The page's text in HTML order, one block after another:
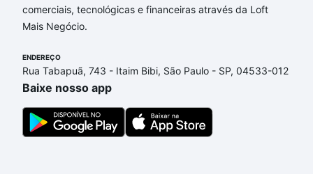
Rita, Sorocaba, SP que custam a partir de R$ 0 e
com nossas opções de financiamento imobiliário as
ainda tem alguma dúvida dos custos envolvidos no
processo de compra, veja em nosso portal quanto
custa comprar um apartamento
gente para comprar o imóvel dos seus sonhos com
segurança e conforto. Loft, com você até as
comerciais, tecnológicas e financeiras através da Loft
Mais Negócio.
ENDEREÇO
Rua Tabapuã, 743 - Itaim Bibi, São Paulo - SP, 04533-012
Baixe nosso app